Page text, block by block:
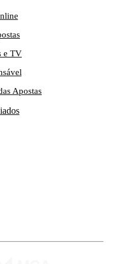
e TV
Apostas